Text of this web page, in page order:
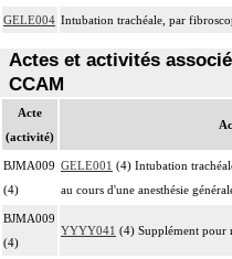
GELE004 Intubation trachéale, par
Actes et activités
CCAM
Acte
(activité)
BJMA009
(4)
GELE001 (4) Intubation
au cours d'une anesthésie
BJMA009
(4)
YYYY041 (4) Supplément pour